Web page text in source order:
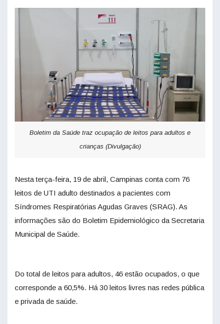
Boletim da Saúde traz ocupação de leitos para adultos e
crianças (Divulgação)
Nesta terça-feira, 19 de abril, Campinas conta com 76
leitos de UTI adulto destinados a pacientes com
Síndromes Respiratórias Agudas Graves (SRAG). As
informações são do Boletim Epidemiológico da Secretaria
Municipal de Saúde.
Do total de leitos para adultos, 46 estão ocupados, o que
corresponde a 60,5%. Há 30 leitos livres nas redes pública
e privada de saúde.